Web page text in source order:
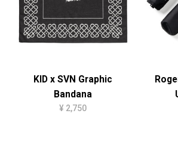
KID x SVN Graphic
Bandana
¥ 2,750